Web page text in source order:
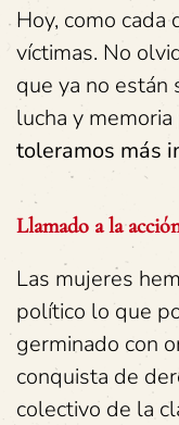
Hoy, como cada
víctimas. No
que ya no están
lucha y memoria
toleramos más
Llamado a la
Las mujeres
político lo que
germinado con
conquista de
colectivo de la